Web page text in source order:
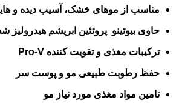
مناسب از موهای خشک، آسیب دیده و
حاوی بیوتینو پروتئین ابریشم هیدرولیز
ترکیبات مغذی و تقویت کننده Pro-V
حفظ رطوبت طبیعی مو و پوست سر
تامین مواد مغذی مورد نیاز مو